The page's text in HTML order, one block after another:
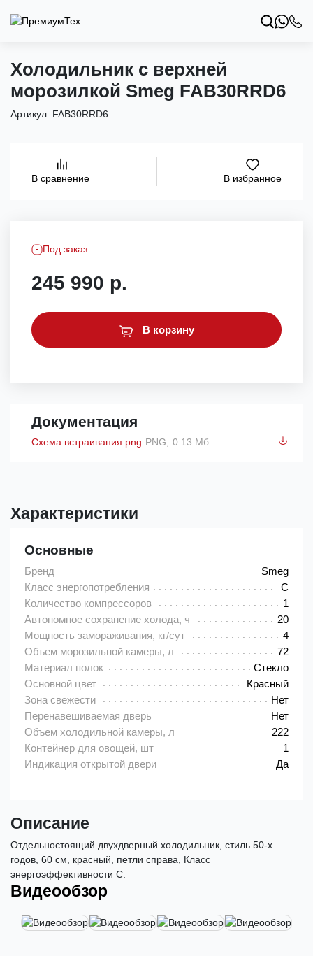
Холодильник с верхней
морозилкой Smeg FAB30RRD6
Артикул: FAB30RRD6
В сравнение В избранное
Под заказ
245 990 р.
В корзину
Документация
Схема встраивания.png PNG, 0.13 Мб
Характеристики
Основные
Бренд
Smeg
Класс энергопотребления
C
Количество компрессоров
1
Автономное сохранение холода, ч
20
Мощность замораживания, кг/сут
4
Объем морозильной камеры, л
72
Материал полок
Стекло
Основной цвет
Красный
Зона свежести
Нет
Перенавешиваемая дверь
Нет
Объем холодильной камеры, л
222
Контейнер для овощей, шт
1
Индикация открытой двери
Да
Описание
Отдельностоящий двухдверный холодильник, стиль 50-х
годов, 60 см, красный, петли справа, Класс
энергоэффективности C.
Видеообзор